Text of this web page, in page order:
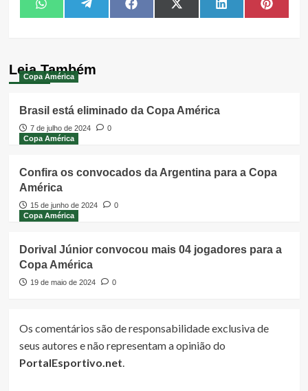
Share
on
WhatsAppShare
on
TelegramShare
on
FacebookShare
on
X
(Twitter)
Share
on
LinkedIn Share
on
Leia Também
Copa América
Brasil está eliminado da Copa América
7 de julho de 2024
0
Copa América
Confira os convocados da Argentina para a Copa
América
15 de junho de 2024
0
Copa América
Dorival Júnior convocou mais 04 jogadores para a
Copa América
19 de maio de 2024 0
Os comentários são de responsabilidade exclusiva de
seus autores e não representam a opinião do
PortalEsportivo.net